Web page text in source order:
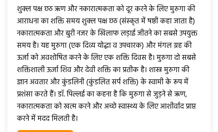
शुक्ल पक्ष छठ ऋण और नकारात्मकता को दूर करने के लिए मुरुगा की
आराधना का शक्ति समय शुक्ल पक्ष छठ (संस्कृत में षष्ठी कहा जाता है)
नकारात्मकता और बुरी नजर के खिलाफ लड़ाई जीतने का सबसे उपयुक्त
समय है। यह मुरुगा (एक दिव्य योद्धा व उपचारक) और मंगल ग्रह की
ऊर्जा को अवशोषित करने के लिए एक शक्ति दिवस है। मुरुगा दो सबसे
शक्तिशाली ऊर्जा शिव और देवी शक्ति का प्रतीक है। शास्त्र मुरुगा की
ज्ञान अवतार और कुंडलिनी (कुंडलित सर्प शक्ति) के स्वामी के रूप में
प्रशंसा करते हैं। डॉ. पिल्लई का कहना है कि मुरुगा से जुड़ने से ऋण,
नकारात्मकता को खत्म करने और अच्छे स्वास्थ्य के लिए आशीर्वाद प्राप्त
करने में मदद मिलती है।